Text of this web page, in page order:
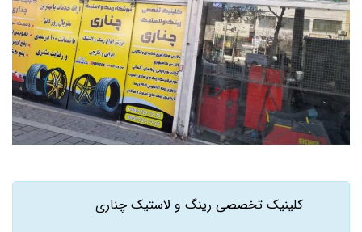
کلینیک تخصصی رینگ و لاستیک چناری